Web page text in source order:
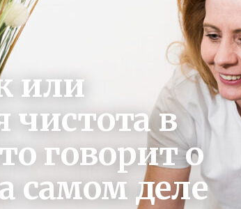
или
чистота в
говорит о
самом деле